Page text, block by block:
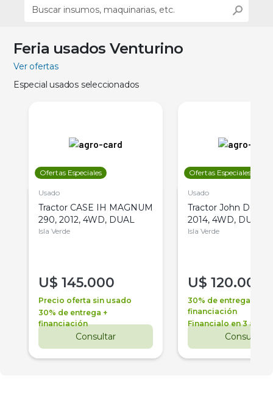
Feria usados Venturino
Ver ofertas
Especial usados seleccionados
Ofertas Especiales
Usado
Tractor CASE IH MAGNUM
290, 2012, 4WD, DUAL
Isla Verde
U$ 145.000
Precio oferta sin usado
30% de entrega +
financiación
Consultar
Ofertas Especiales
Usado
Tractor John Deere
2014, 4WD, DUAL
Isla Verde
U$ 120.000
30% de entrega +
financiación
Financialo en 3 años
Consultar